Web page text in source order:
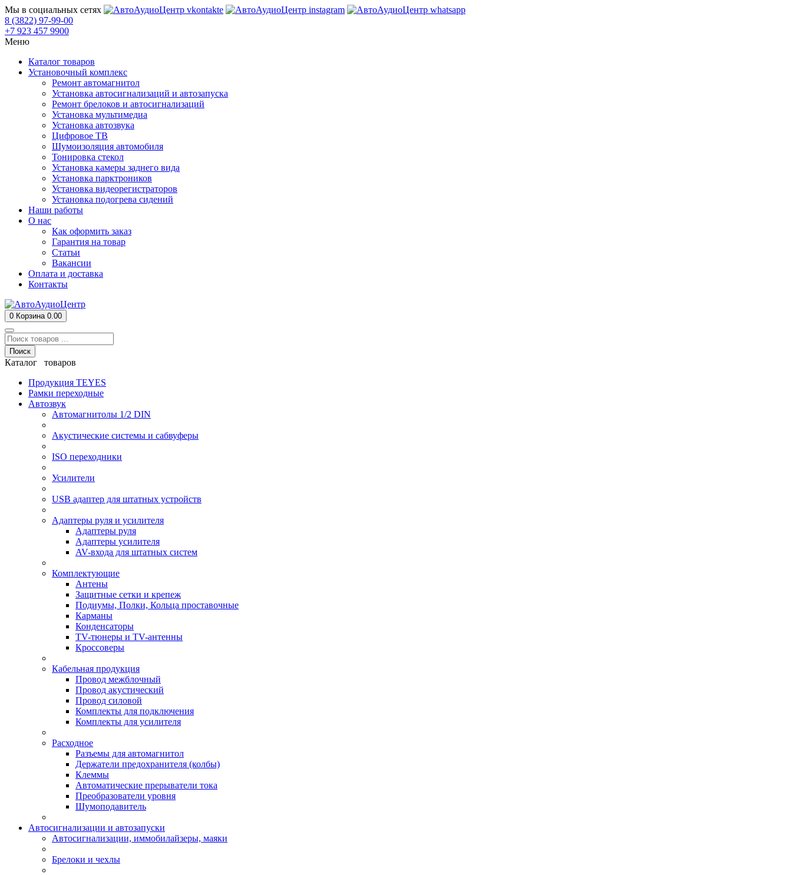
Мы в социальных сетях
8 (3822) 97-99-00
+7 923 457 9900
Меню
Каталог товаров
Установочный комплекс
Ремонт автомагнитол
Установка автосигнализаций и автозапуска
Ремонт брелоков и автосигнализаций
Установка мультимедиа
Установка автозвука
Цифровое ТВ
Шумоизоляция автомобиля
Тонировка стекол
Установка камеры заднего вида
Установка парктроников
Установка видеорегистраторов
Установка подогрева сидений
Наши работы
О нас
Как оформить заказ
Гарантия на товар
Статьи
Вакансии
Оплата и доставка
Контакты
0 Корзина 0.00
Поиск
Каталог товаров
Продукция TEYES
Рамки переходные
Автозвук
Автомагнитолы 1/2 DIN
Акустические системы и сабвуферы
ISO переходники
Усилители
USB адаптер для штатных устройств
Адаптеры руля и усилителя
Адаптеры руля
Адаптеры усилителя
AV-входа для штатных систем
Комплектующие
Антены
Защитные сетки и крепеж
Подиумы, Полки, Кольца проставочные
Карманы
Конденсаторы
TV-тюнеры и TV-антенны
Кроссоверы
Кабельная продукция
Провод межблочный
Провод акустический
Провод силовой
Комплекты для подключения
Комплекты для усилителя
Расходное
Разъемы для автомагнитол
Держатели предохранителя (колбы)
Клеммы
Автоматические прерыватели тока
Преобразователи уровня
Шумоподавитель
Автосигнализации и автозапуски
Автосигнализации, иммобилайзеры, маяки
Брелоки и чехлы